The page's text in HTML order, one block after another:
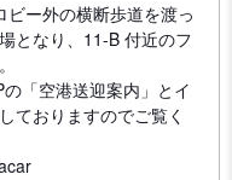
ー外の横断歩道を渡っ
となり、11-B 付近のフ
「空港送迎案内」とイ
ておりますのでご覧く